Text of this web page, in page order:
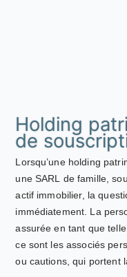
Holding
de
Lorsqu’une holding
une SARL de famille,
actif immobilier, la
immédiatement. La
assurée en tant que
ce sont les associés
ou cautions, qui portent